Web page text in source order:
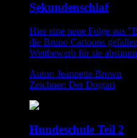
Sekundenschlaf
Hier eine neue Folge aus
die Bruno Cartoons
Wettbewerb für sie
Autor: Jeannette Brown
Zeichner: Der Dogtari
Hundeschule Teil 2